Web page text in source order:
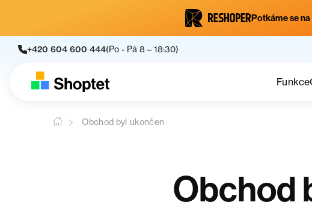
Potkáme se na
+420 604 600 444(Po - Pá 8 – 18:30)
Funkce
Obchod byl ukončen
Obchod